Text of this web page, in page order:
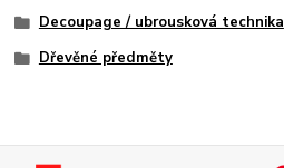
Decoupage / ubrousková technika
Dřevěné předměty